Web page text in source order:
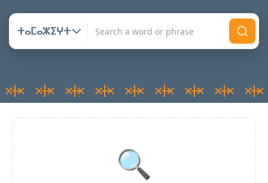
ⵜⴰⵎⴰⵣⵉⵖⵜ
🔍